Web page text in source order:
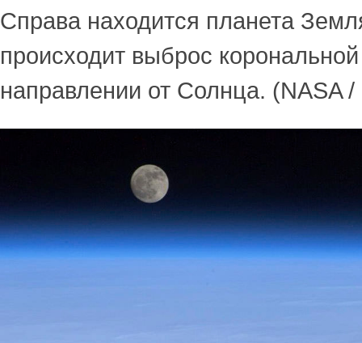
Справа находится планета
происходит выброс
направлении от Солнца. (NASA